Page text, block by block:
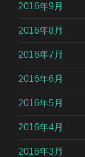
2016年9月
2016年8月
2016年7月
2016年6月
2016年5月
2016年4月
2016年3月